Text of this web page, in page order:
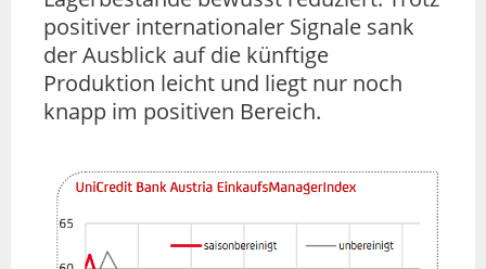
positiver internationaler Signale sank
der Ausblick auf die künftige
Produktion leicht und liegt nur noch
knapp im positiven Bereich.